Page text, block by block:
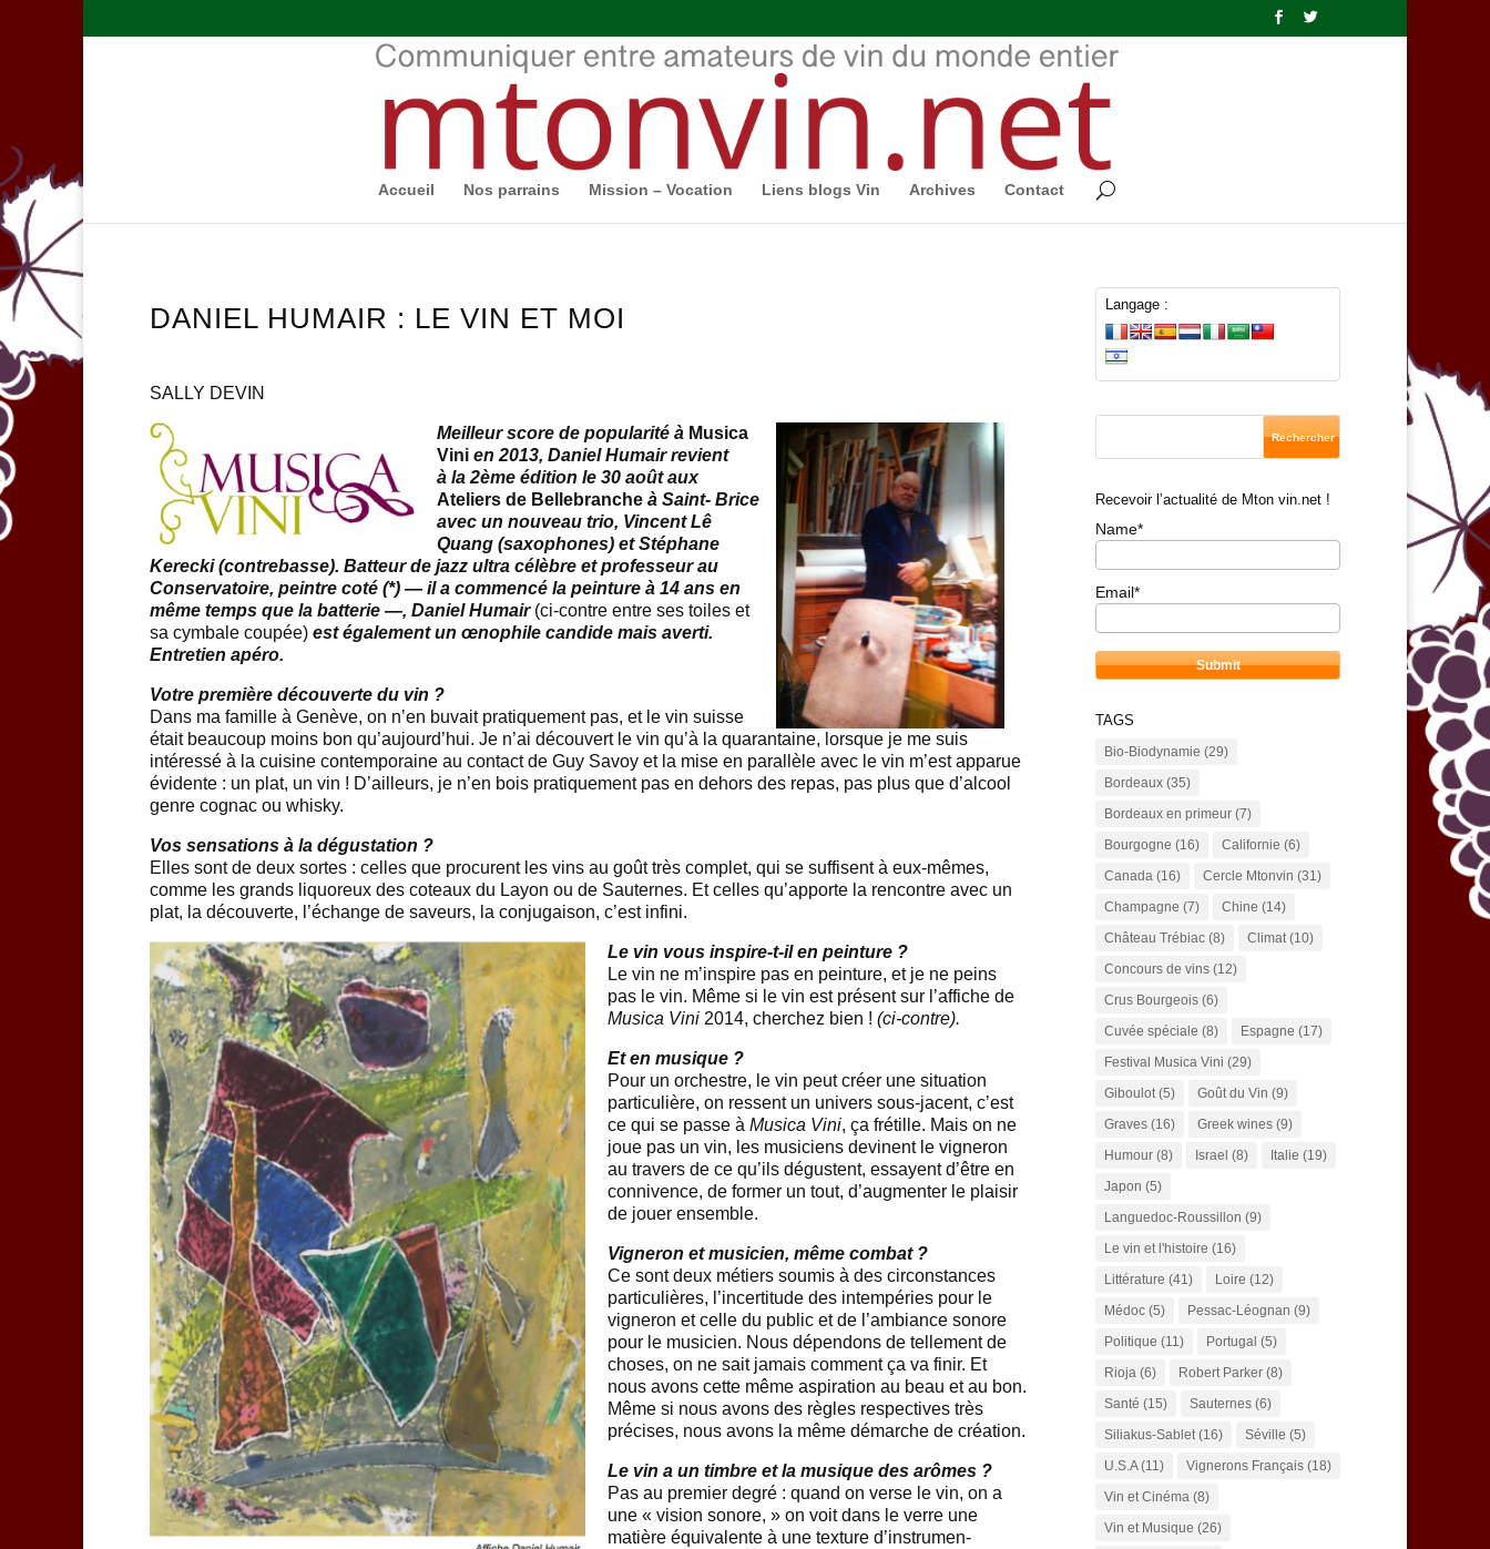
Accueil Nos parrains Mission – Vocation Liens blogs Vin Archives Contact
DANIEL HUMAIR : LE VIN ET MOI
SALLY DEVIN
Meilleur score de popularité à Musica
Vinien 2013, Daniel Humair revient
à la 2ème édition le 30 août aux
Ateliers de Bellebrancheà Saint- Brice
avec un nouveau trio, Vincent Lê
Quang (saxophones) et Stéphane
Kerecki (contrebasse). Batteur de jazz ultra célèbre et professeur au
Conservatoire, peintre coté (*) — il a commencé la peinture à 14 ans en
même temps que la batterie —, Daniel Humair (ci-contre entre ses toiles et
sa cymbale coupée) est égalementun œnophile candide mais averti.
Entretien apéro.
Votre première découverte du vin ?
Dans ma famille à Genève, on n’en buvait pratiquement pas, et le vin suisse
était beaucoup moins bon qu’aujourd’hui. Je n’ai découvert le vin qu’à la quarantaine, lorsque je me suis
intéressé à la cuisine contemporaine au contact de Guy Savoy et la mise en parallèle avec le vin m’est apparue
évidente : un plat, un vin ! D’ailleurs, je n’en bois pratiquement pas en dehors des repas, pas plus que d’alcool
genre cognac ou whisky.
Vos sensations à la dégustation ?
Elles sont de deux sortes : celles que procurent les vins au goût très complet, qui se suffisent à eux-mêmes,
comme les grands liquoreux des coteaux du Layon ou de Sauternes. Et celles qu’apporte la rencontre avec un
plat, la découverte, l’échange de saveurs, la conjugaison, c’est infini.
Le vin vous inspire-t-il en peinture ?
Le vin ne m’inspire pas en peinture, et je ne peins
pas le vin. Même si le vin est présent sur l’affiche de
Musica Vini2014, cherchez bien ! (ci-contre).
Et en musique ?
Pour un orchestre, le vin peut créer une situation
particulière, on ressent un univers sous-jacent, c’est
ce qui se passe à Musica Vini, ça frétille. Mais on ne
joue pas un vin, les musiciens devinent le vigneron
au travers de ce qu’ils dégustent, essayent d’être en
connivence, de former un tout, d’augmenter le plaisir
de jouer ensemble.
Vigneron et musicien, même combat ?
Ce sont deux métiers soumis à des circonstances
particulières, l’incertitude des intempéries pour le
vigneron et celle du public et de l’ambiance sonore
pour le musicien. Nous dépendons de tellement de
choses, on ne sait jamais comment ça va finir. Et
nous avons cette même aspiration au beau et au bon.
Même si nous avons des règles respectives très
précises, nous avons la même démarche de création.
Le vin a un timbre et la musique des arômes ?
Pas au premier degré : quand on verse le vin, on a
une « vision sonore, » on voit dans le verre une
matière équivalente à une texture d’instrumen-
Langage :
Recevoir l’actualité de Mton vin.net !
Name*
Email*
TAGS
Bio-Biodynamie (29)
Bordeaux(35)
Bordeaux en primeur(7)
Bourgogne (16) Californie (6)
Canada(16) Cercle Mtonvin (31)
Champagne (7) Chine (14)
Château Trébiac(8) Climat(10)
Concours de vins(12)
Crus Bourgeois(6)
Cuvée spéciale (8) Espagne (17)
Festival Musica Vini (29)
Giboulot(5) Goût du Vin (9)
Graves(16) Greek wines(9)
Humour(8) Israel (8) Italie (19)
Japon (5)
Languedoc-Roussillon (9)
Le vin et l'histoire (16)
Littérature (41) Loire (12)
Médoc(5) Pessac-Léognan (9)
Politique (11) Portugal (5)
Rioja(6) Robert Parker(8)
Santé (15) Sauternes(6)
Siliakus-Sablet(16) Séville (5)
U.S.A(11) Vignerons Français(18)
Vin et Cinéma(8)
Vin et Musique (26)